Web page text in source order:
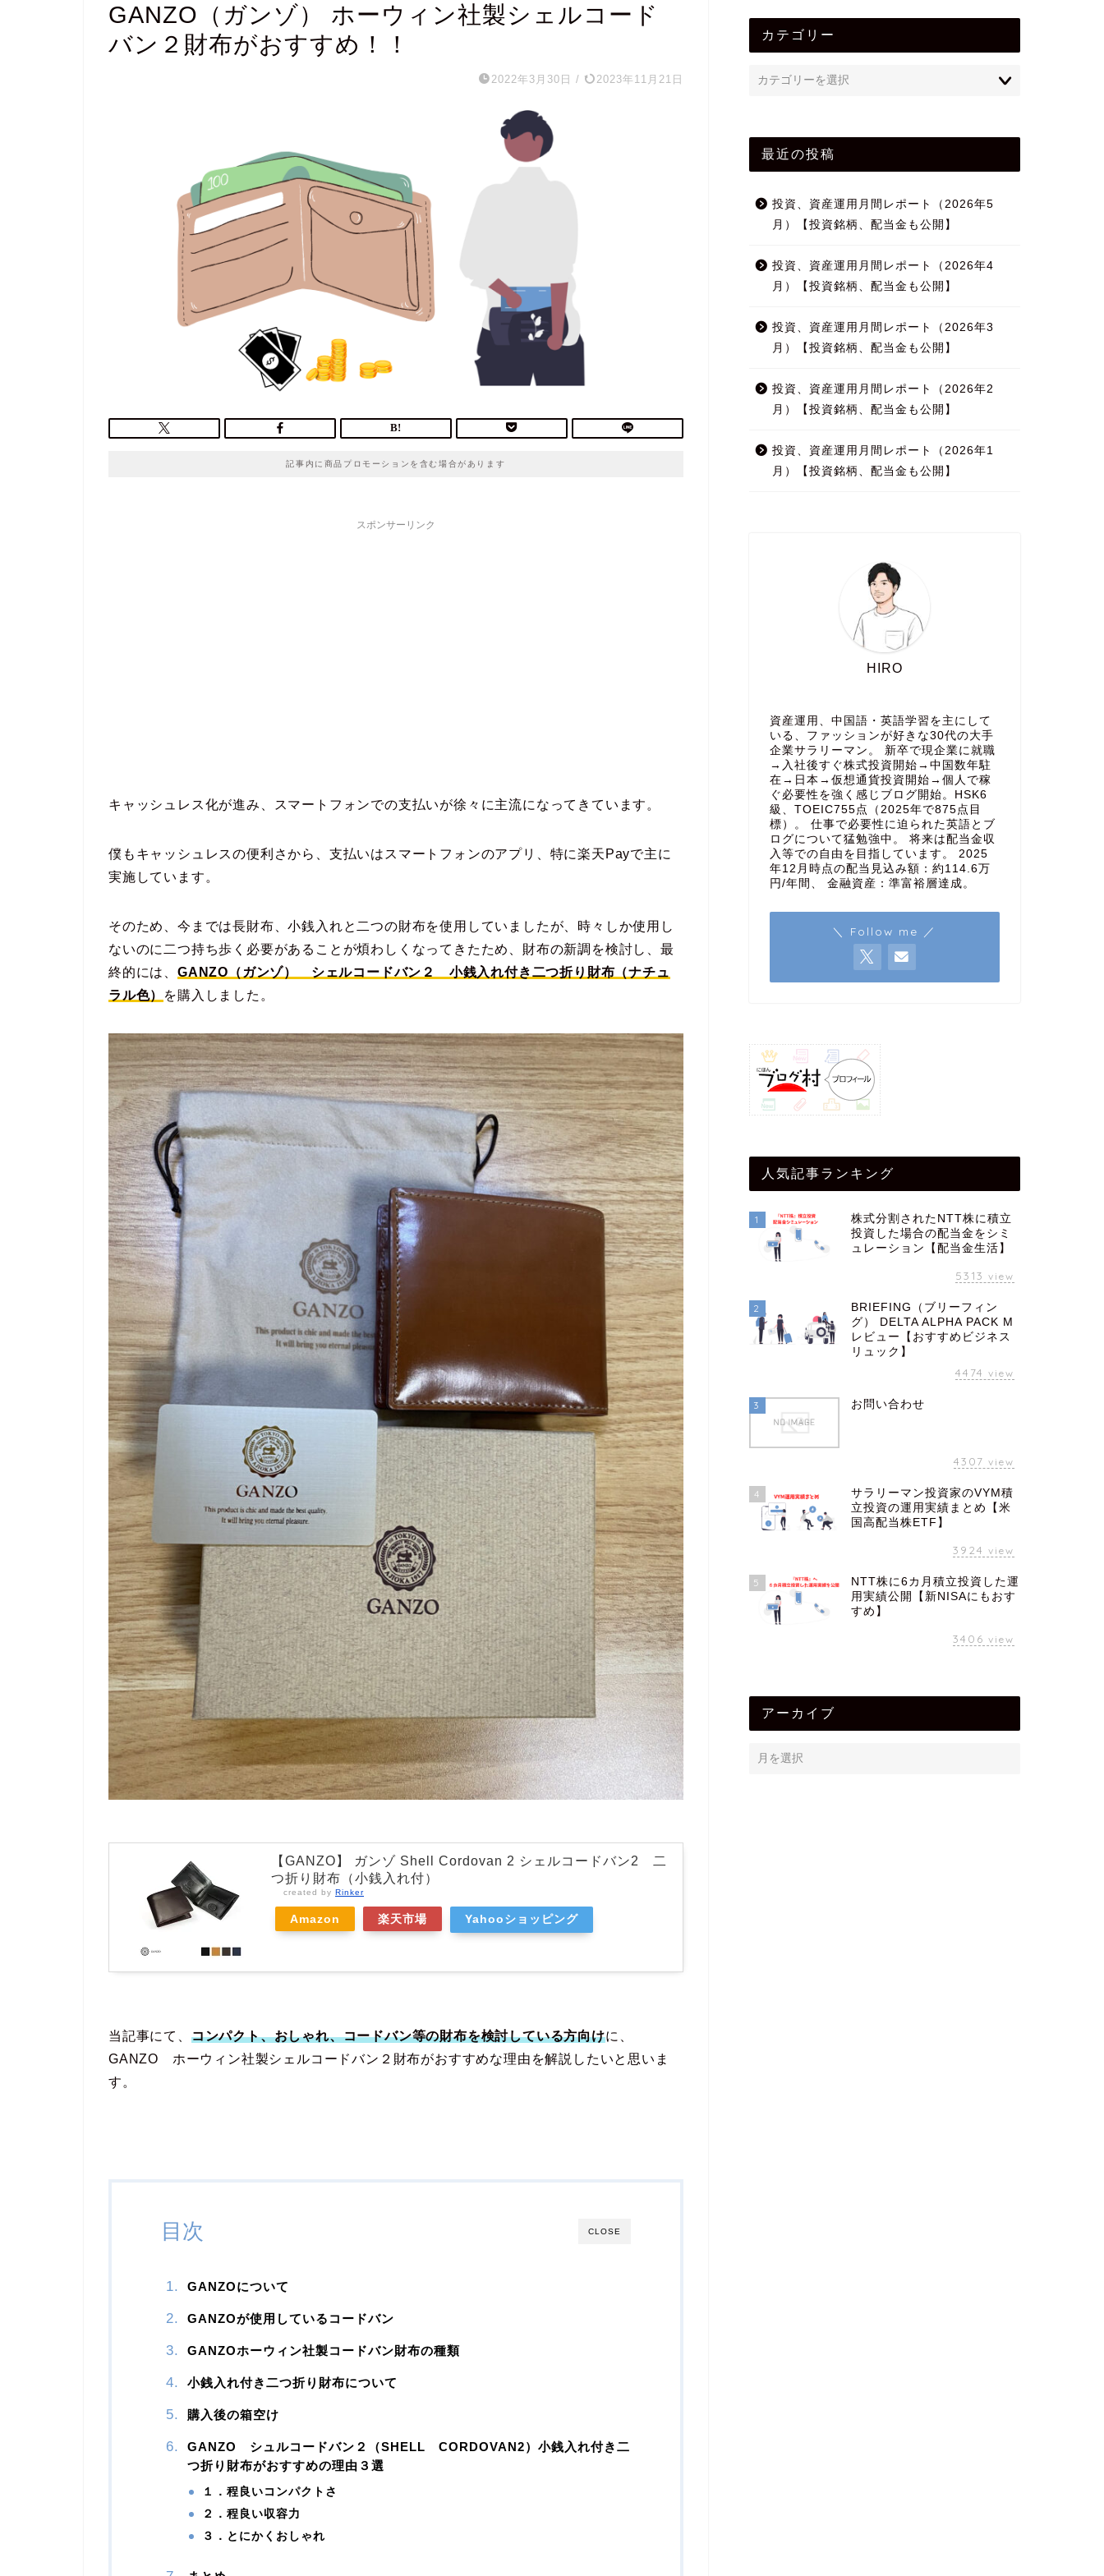
GANZO（ガンゾ） ホーウィン社製シェルコード
バン２財布がおすすめ！！
2022年3月30日 / 2023年11月21日
記事内に商品プロモーションを含む場合があります
スポンサーリンク
キャッシュレス化が進み、スマートフォンでの支払いが徐々に主流になってきています。
僕もキャッシュレスの便利さから、支払いはスマートフォンのアプリ、特に楽天Payで主に
実施しています。
そのため、今までは長財布、小銭入れと二つの財布を使用していましたが、時々しか使用し
ないのに二つ持ち歩く必要があることが煩わしくなってきたため、財布の新調を検討し、最
終的には、 GANZO（ガンゾ） シェルコードバン２ 小銭入れ付き二つ折り財布（ナチュ
ラル色）
を購入しました。
【GANZO】 ガンゾ Shell Cordovan 2 シェルコードバン2 二
つ折り財布（小銭入れ付）
created by Rinker
Amazon 楽天市場 Yahooショッピング
当記事にて、 コンパクト、おしゃれ、コードバン等の財布を検討している方向けに、
GANZO ホーウィン社製シェルコードバン２財布がおすすめな理由を解説したいと思いま
す。
CLOSE
目次
GANZOについて
GANZOが使用しているコードバン
GANZOホーウィン社製コードバン財布の種類
小銭入れ付き二つ折り財布について
購入後の箱空け
GANZO シュルコードバン２（SHELL CORDOVAN2）小銭入れ付き二
つ折り財布がおすすめの理由３選
１．程良いコンパクトさ
２．程良い収容力
３．とにかくおしゃれ
カテゴリー
最近の投稿
投資、資産運用月間レポート（2026年5
月）【投資銘柄、配当金も公開】
投資、資産運用月間レポート（2026年4
月）【投資銘柄、配当金も公開】
投資、資産運用月間レポート（2026年3
月）【投資銘柄、配当金も公開】
投資、資産運用月間レポート（2026年2
月）【投資銘柄、配当金も公開】
投資、資産運用月間レポート（2026年1
月）【投資銘柄、配当金も公開】
HIRO
資産運用、中国語・英語学習を主にして
いる、ファッションが好きな30代の大手
企業サラリーマン。 新卒で現企業に就職
→入社後すぐ株式投資開始→中国数年駐
在→日本→仮想通貨投資開始→個人で稼
ぐ必要性を強く感じブログ開始。HSK6
級、TOEIC755点（2025年で875点目
標）。 仕事で必要性に迫られた英語とブ
ログについて猛勉強中。 将来は配当金収
入等での自由を目指しています。 2025
年12月時点の配当見込み額：約114.6万
円/年間、 金融資産：準富裕層達成。
＼ Follow me ／
人気記事ランキング
1
株式分割されたNTT株に積立
投資した場合の配当金をシミ
ュレーション【配当金生活】
5313 view
2
BRIEFING（ブリーフィン
グ） DELTA ALPHA PACK M
レビュー【おすすめビジネス
リュック】
4474 view
3 お問い合わせ
4307 view
4
サラリーマン投資家のVYM積
立投資の運用実績まとめ【米
国高配当株ETF】
3924 view
5
NTT株に6カ月積立投資した運
用実績公開【新NISAにもおす
すめ】
3406 view
アーカイブ